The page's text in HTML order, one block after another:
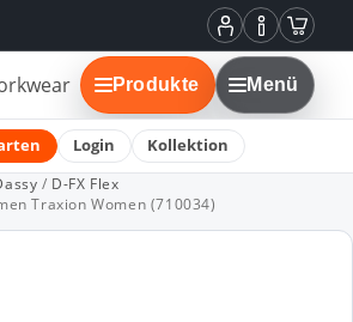
Mein
Konto
Informationen
Produkte Menü
Login Kollektion
/ D-FX Flex
Traxion Women (710034)